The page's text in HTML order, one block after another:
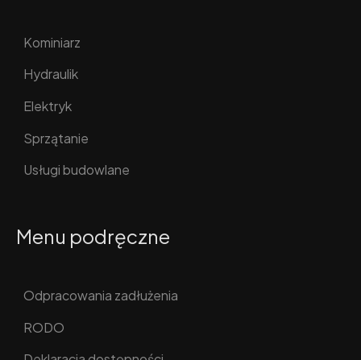
Kominiarz
Hydraulik
Elektryk
Sprzątanie
Usługi budowlane
Menu podręczne
Odpracowania zadłużenia
RODO